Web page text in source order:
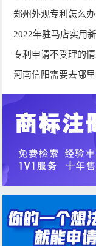
2022年驻马店实用
专利申请不受理的